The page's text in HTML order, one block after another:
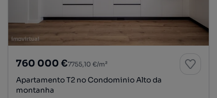
760 000 €7755,10 €/m²
Apartamento T2 no Condominio Alto da
montanha